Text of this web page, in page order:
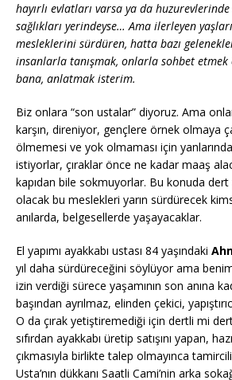
hayırlı evlatları varsa ya da
sağlıkları yerindeyse… Ama ilerleyen
mesleklerini sürdüren, hatta bazı
insanlarla tanışmak, onlarla sohbet etmek
bana, anlatmak isterim.
Biz onlara “son ustalar” diyoruz. Ama
karşın, direniyor, gençlere örnek olmaya
ölmemesi ve yok olmaması için
istiyorlar, çıraklar önce ne kadar maaş
kapıdan bile sokmuyorlar. Bu konuda
olacak bu meslekleri yarın sürdürecek
anılarda, belgesellerde yaşayacaklar.
El yapımı ayakkabı ustası 84 yaşındaki
yıl daha sürdüreceğini söylüyor ama
izin verdiği sürece yaşamının son anına
başından ayrılmaz, elinden çekici,
O da çırak yetiştiremediği için dertli mi
sıfırdan ayakkabı üretip satışını yapan,
çıkmasıyla birlikte talep olmayınca
Usta’nın dükkanı Saatli Cami’nin arka